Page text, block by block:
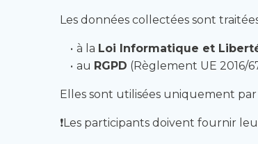
Les données collectées sont
à la Loi Informatique et
au RGPD (Règlement UE 2016/
Elles sont utilisées uniquement par
❗Les participants doivent fournir